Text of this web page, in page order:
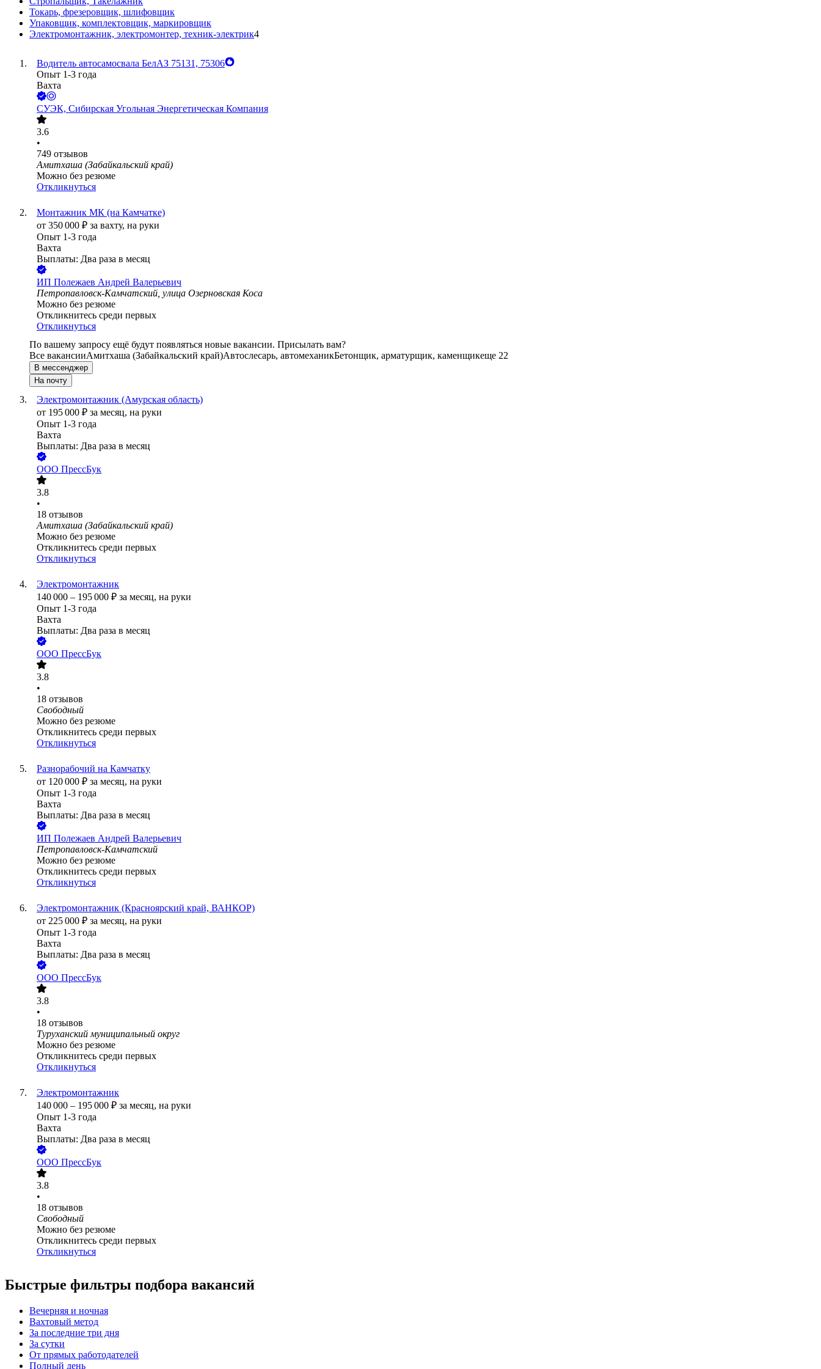
Токарь, фрезеровщик, шлифовщик
Упаковщик, комплектовщик, маркировщик
Электромонтажник, электромонтер, техник-электрик4
Водитель автосамосвала БелАЗ 75131, 75306
Опыт 1-3 года
Вахта
СУЭК, Сибирская Угольная Энергетическая Компания
3.6
•
749 отзывов
Амитхаша (Забайкальский край)
Можно без резюме
Откликнуться
Монтажник МК (на Камчатке)
от 350 000 ₽ за вахту, на руки
Опыт 1-3 года
Вахта
Выплаты: Два раза в месяц
ИП Полежаев Андрей Валерьевич
Петропавловск-Камчатский, улица Озерновская Коса
Можно без резюме
Откликнитесь среди первых
Откликнуться
По вашему запросу ещё будут появляться новые вакансии. Присылать вам?
Все вакансииАмитхаша (Забайкальский край)Автослесарь, автомеханикБетонщик, арматурщик, каменщикеще 22
В мессенджер
На почту
Электромонтажник (Амурская область)
от 195 000 ₽ за месяц, на руки
Опыт 1-3 года
Вахта
Выплаты: Два раза в месяц
ООО ПрессБук
3.8
•
18 отзывов
Амитхаша (Забайкальский край)
Можно без резюме
Откликнитесь среди первых
Откликнуться
Электромонтажник
140 000 – 195 000 ₽ за месяц, на руки
Опыт 1-3 года
Вахта
Выплаты: Два раза в месяц
ООО ПрессБук
3.8
•
18 отзывов
Свободный
Можно без резюме
Откликнитесь среди первых
Откликнуться
Разнорабочий на Камчатку
от 120 000 ₽ за месяц, на руки
Опыт 1-3 года
Вахта
Выплаты: Два раза в месяц
ИП Полежаев Андрей Валерьевич
Петропавловск-Камчатский
Можно без резюме
Откликнитесь среди первых
Откликнуться
Электромонтажник (Красноярский край, ВАНКОР)
от 225 000 ₽ за месяц, на руки
Опыт 1-3 года
Вахта
Выплаты: Два раза в месяц
ООО ПрессБук
3.8
•
18 отзывов
Туруханский муниципальный округ
Можно без резюме
Откликнитесь среди первых
Откликнуться
Электромонтажник
140 000 – 195 000 ₽ за месяц, на руки
Опыт 1-3 года
Вахта
Выплаты: Два раза в месяц
ООО ПрессБук
3.8
•
18 отзывов
Свободный
Можно без резюме
Откликнитесь среди первых
Откликнуться
Быстрые фильтры подбора вакансий
Вечерняя и ночная
Вахтовый метод
За последние три дня
За сутки
От прямых работодателей
Полный день